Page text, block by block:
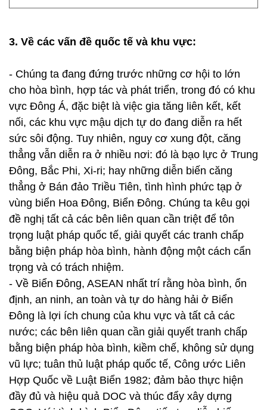
3. Về các vấn đề quốc tế và khu vực:
- Chúng ta đang đứng trước những cơ hội to lớn
cho hòa bình, hợp tác và phát triển, trong đó có khu
vực Đông Á, đặc biệt là việc gia tăng liên kết, kết
nối, các khu vực mậu dịch tự do đang diễn ra hết
sức sôi động. Tuy nhiên, nguy cơ xung đột, căng
thẳng vẫn diễn ra ở nhiều nơi: đó là bạo lực ở Trung
Đông, Bắc Phi, Xi-ri; hay những diễn biến căng
thẳng ở Bán đảo Triều Tiên, tình hình phức tạp ở
vùng biển Hoa Đông, Biển Đông. Chúng ta kêu gọi
đề nghị tất cả các bên liên quan cần triệt để tôn
trọng luật pháp quốc tế, giải quyết các tranh chấp
bằng biện pháp hòa bình, hành động một cách cẩn
trọng và có trách nhiệm.
- Về Biển Đông, ASEAN nhất trí rằng hòa bình, ổn
định, an ninh, an toàn và tự do hàng hải ở Biển
Đông là lợi ích chung của khu vực và tất cả các
nước; các bên liên quan cần giải quyết tranh chấp
bằng biện pháp hòa bình, kiềm chế, không sử dụng
vũ lực; tuân thủ luật pháp quốc tế, Công ước Liên
Hợp Quốc về Luật Biển 1982; đảm bảo thực hiện
đầy đủ và hiệu quả DOC và thúc đẩy xây dựng